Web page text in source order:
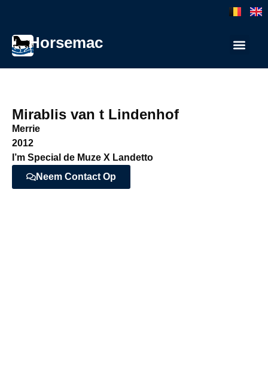
Horsemac
Mirablis van t Lindenhof
Merrie
2012
I’m Special de Muze X Landetto
Neem Contact Op